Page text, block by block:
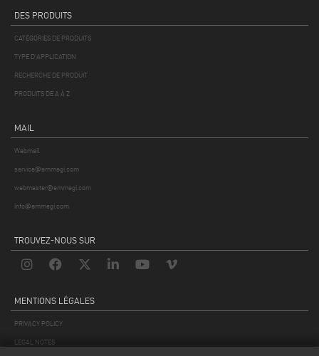
DES PRODUITS
CATÉGORIES DE PRODUITS
TYPE D'APPLICATION
RECHERCHE DE PRODUIT
PRODUITS DE A À Z
MAIL
Webmail
service@emmegi.com
webmaster@emmegi.com
info@emmegi.com
TROUVEZ-NOUS SUR
MENTIONS LÉGALES
PRIVACY POLICY
LEGAL NOTES